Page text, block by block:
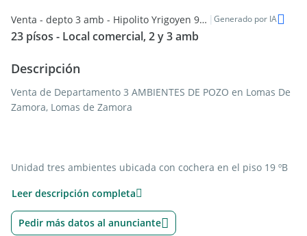
Venta - depto 3 amb - Hipolito Yrigoyen 9416 19 B - Lomas De Zamora | Generado por IA
23 písos - Local comercial, 2 y 3 amb
Descripción
Venta de Departamento 3 AMBIENTES DE POZO en Lomas De
Zamora, Lomas de Zamora
Unidad tres ambientes ubicada con cochera en el piso 19 ºB
encuentra sobre Avenida Hipólito Yrigoyen 9416, en un punto
estratégico que asegura la mejor conectividad y acceso a todo
lo que el entorno tiene para ofrecer.
Leer descripción completa
Pedir más datos al anunciante